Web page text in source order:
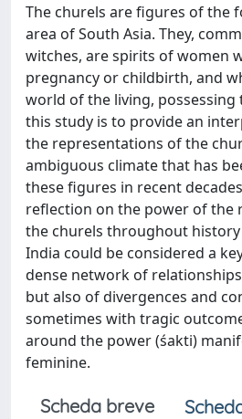
The churels are figures of the
area of South Asia. They,
witches, are spirits of women
pregnancy or childbirth, and
world of the living, possessing
this study is to provide an
the representations of the
ambiguous climate that has
these figures in recent
reflection on the power of the
the churels throughout
India could be considered a
dense network of
but also of divergences and
sometimes with tragic
around the power (śakti)
feminine.
Scheda breve